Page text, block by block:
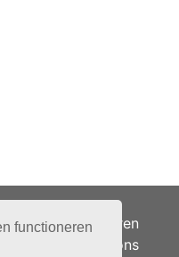
functionerenAdverteren
Over ons